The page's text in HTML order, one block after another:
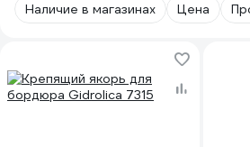
Наличие в магазинах Цена